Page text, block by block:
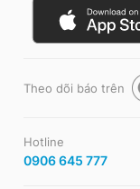
Theo dõi báo trên
Hotline
0906 645 777